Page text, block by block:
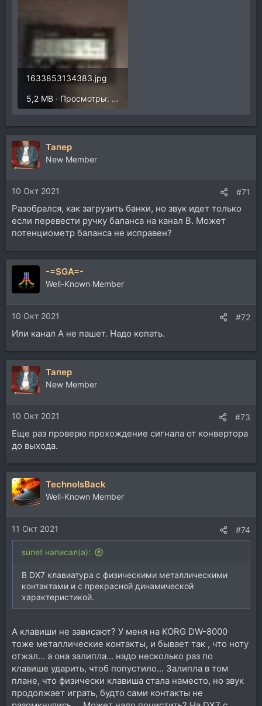
1633853134383.jpg
5,2 MB · Просмотры: 270
Тапер
New Member
10 Окт 2021 #71
Разобрался, как загрузить банки, но звук идет только
если перевести ручку баланса на канал B. Может
потенциометр баланса не исправен?
-=SGA=-
Well-Known Member
10 Окт 2021 #72
Или канал А не пашет. Надо копать.
Тапер
New Member
10 Окт 2021 #73
Еще раз проверю прохождение сигнала от конвертора
до выхода.
TechnoIsBack
Well-Known Member
11 Окт 2021 #74
sunet написал(а):
В DX7 клавиатура с физическими металлическими
контактами и с прекрасной динамической
характеристикой.
А клавиши не зависают? У меня на KORG DW-8000
тоже металлические контакты, и бывает так , что ноту
отжал... а она залипла... надо несколько раз по
клавише ударить, чтоб попустило... Залипла в том
плане, что физически клавиша стала наместо, но звук
продолжает играть, будто сами контакты не